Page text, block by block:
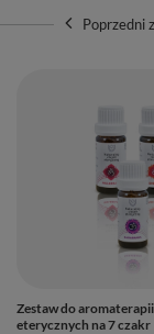
Poprzedni
Zestaw do
eterycznych na 7 czakr